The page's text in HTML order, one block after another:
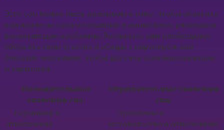
Этот сон может быть призывом к тому, чтобы обратить
внимание на свои отношения и попытаться разрешить
возникающие проблемы. Возможно, вам необходимо
обсудить свои чувства и обиды с партнером или
близким человеком, чтобы достичь взаимопонимания
и гармонии.
Положительные
значения сна:
Отрицательные значения
сна:
— Гармония в
отношениях
— Проблемы и
недовольство в отношениях